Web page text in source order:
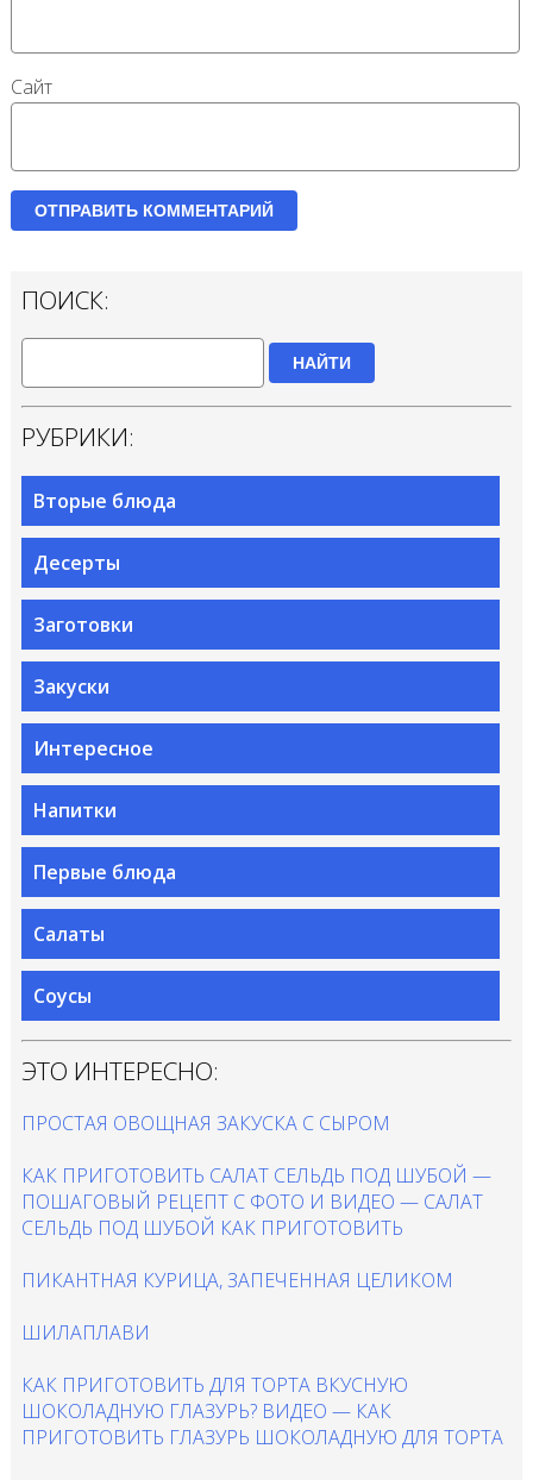
Сайт
ПОИСК:
НАЙТИ
РУБРИКИ:
Вторые блюда
Десерты
Заготовки
Закуски
Интересное
Напитки
Первые блюда
Салаты
Соусы
ЭТО ИНТЕРЕСНО:
ПРОСТАЯ ОВОЩНАЯ ЗАКУСКА С СЫРОМ
КАК ПРИГОТОВИТЬ САЛАТ СЕЛЬДЬ ПОД ШУБОЙ —
ПОШАГОВЫЙ РЕЦЕПТ С ФОТО И ВИДЕО — САЛАТ
СЕЛЬДЬ ПОД ШУБОЙ КАК ПРИГОТОВИТЬ
ПИКАНТНАЯ КУРИЦА, ЗАПЕЧЕННАЯ ЦЕЛИКОМ
ШИЛАПЛАВИ
КАК ПРИГОТОВИТЬ ДЛЯ ТОРТА ВКУСНУЮ
ШОКОЛАДНУЮ ГЛАЗУРЬ? ВИДЕО — КАК
ПРИГОТОВИТЬ ГЛАЗУРЬ ШОКОЛАДНУЮ ДЛЯ ТОРТА